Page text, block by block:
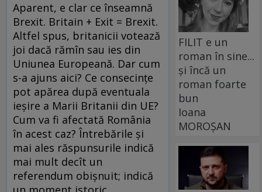
Aparent, e clar ce înseamnă
Brexit. Britain + Exit = Brexit.
Altfel spus, britanicii votează
joi dacă rămîn sau ies din
Uniunea Europeană. Dar cum
s-a ajuns aici? Ce consecinţe
pot apărea după eventuala
ieşire a Marii Britanii din UE?
Cum va fi afectată România
în acest caz? Întrebările şi
mai ales răspunsurile indică
mai mult decît un
referendum obişnuit; indică
FILIT e un
roman în sine...
și încă un
roman foarte
bun
Ioana
MOROȘAN